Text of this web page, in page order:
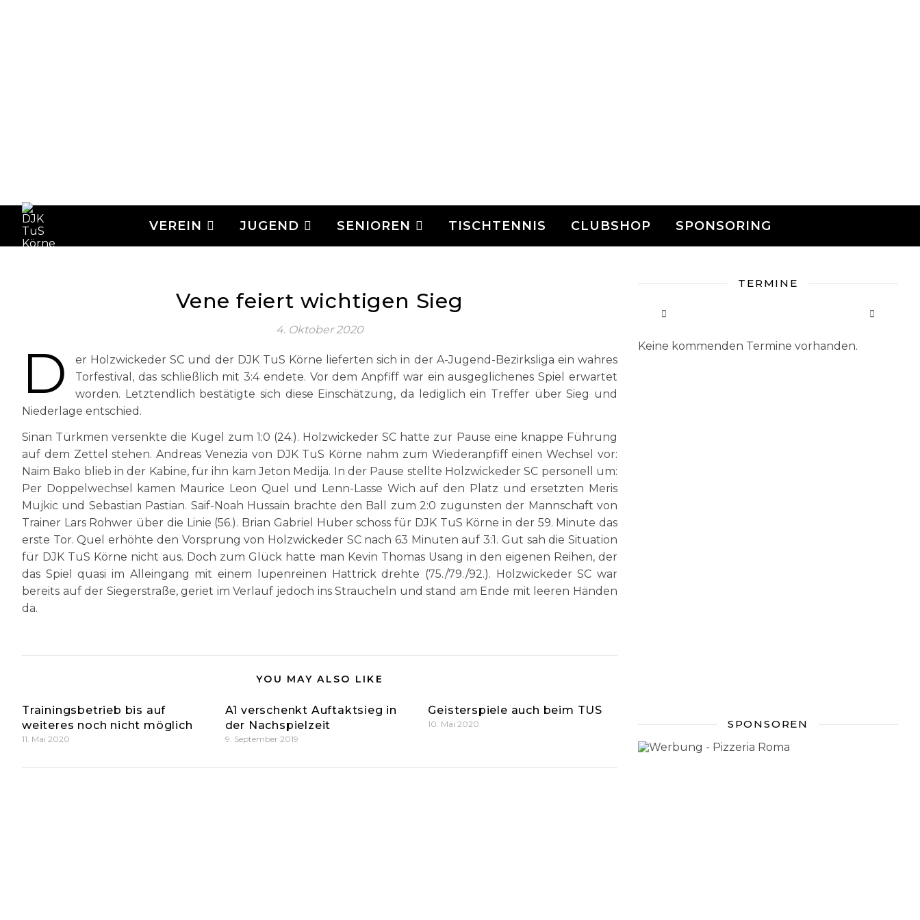
VEREIN JUGEND SENIOREN TISCHTENNIS CLUBSHOP SPONSORING
Vene feiert wichtigen Sieg
4. Oktober 2020
D
er Holzwickeder SC und der DJK TuS Körne lieferten sich in der A-Jugend-Bezirksliga ein wahres
Torfestival, das schließlich mit 3:4 endete. Vor dem Anpfiff war ein ausgeglichenes Spiel erwartet
worden. Letztendlich bestätigte sich diese Einschätzung, da lediglich ein Treffer über Sieg und
Niederlage entschied.
Sinan Türkmen versenkte die Kugel zum 1:0 (24.). Holzwickeder SC hatte zur Pause eine knappe Führung
auf dem Zettel stehen. Andreas Venezia von DJK TuS Körne nahm zum Wiederanpfiff einen Wechsel vor:
Naim Bako blieb in der Kabine, für ihn kam Jeton Medija. In der Pause stellte Holzwickeder SC personell um:
Per Doppelwechsel kamen Maurice Leon Quel und Lenn-Lasse Wich auf den Platz und ersetzten Meris
Mujkic und Sebastian Pastian. Saif-Noah Hussain brachte den Ball zum 2:0 zugunsten der Mannschaft von
Trainer Lars Rohwer über die Linie (56.). Brian Gabriel Huber schoss für DJK TuS Körne in der 59. Minute das
erste Tor. Quel erhöhte den Vorsprung von Holzwickeder SC nach 63 Minuten auf 3:1. Gut sah die Situation
für DJK TuS Körne nicht aus. Doch zum Glück hatte man Kevin Thomas Usang in den eigenen Reihen, der
das Spiel quasi im Alleingang mit einem lupenreinen Hattrick drehte (75./79./92.). Holzwickeder SC war
bereits auf der Siegerstraße, geriet im Verlauf jedoch ins Straucheln und stand am Ende mit leeren Händen
da.
YOU MAY ALSO LIKE
Trainingsbetrieb bis auf
weiteres noch nicht möglich
11. Mai 2020
A1 verschenkt Auftaktsieg in
der Nachspielzeit
9. September 2019
Geisterspiele auch beim TUS
10. Mai 2020
TERMINE
Keine kommenden Termine vorhanden.
SPONSOREN